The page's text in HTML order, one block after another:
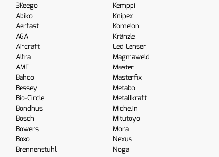
3Keego
Abiko
Aerfast
AGA
Aircraft
Alfra
AMF
Bahco
Bessey
Bio-Circle
Bondhus
Bosch
Bowers
Boxo
Brennenstuhl
Kemppi
Knipex
Komelon
Kränzle
Led Lenser
Magmaweld
Master
Masterfix
Metabo
Metallkraft
Michelin
Mitutoyo
Mora
Nexus
Noga